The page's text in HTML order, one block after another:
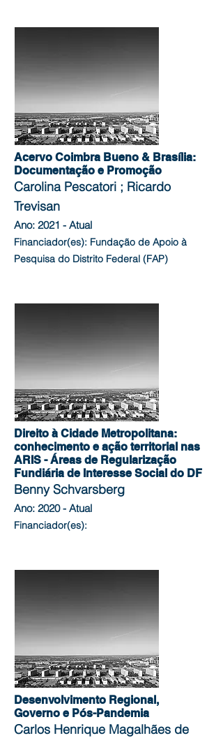
Acervo Coimbra Bueno & Brasília:
Documentação e Promoção
Carolina Pescatori ; Ricardo
Trevisan
Ano: 2021 - Atual
Financiador(es): Fundação de Apoio à
Pesquisa do Distrito Federal (FAP)
Direito à Cidade Metropolitana:
conhecimento e ação territorial nas
ARIS - Áreas de Regularização
Fundiária de Interesse Social do DF
Benny Schvarsberg
Ano: 2020 - Atual
Financiador(es):
Desenvolvimento Regional,
Governo e Pós-Pandemia
Carlos Henrique Magalhães de